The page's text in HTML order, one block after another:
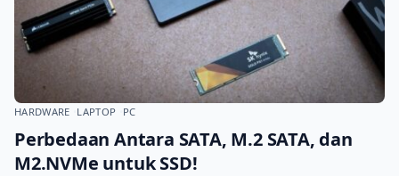
HARDWARE LAPTOP PC
Perbedaan Antara SATA, M.2 SATA, dan
M2.NVMe untuk SSD!